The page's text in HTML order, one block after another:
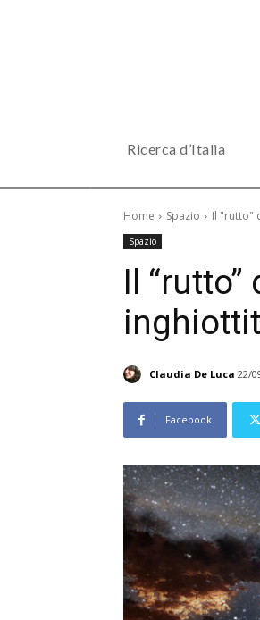
Ricerca d’Italia
Home Spazio Il "rutto"
Spazio
Il
Claudia De Luca 22/
Facebook